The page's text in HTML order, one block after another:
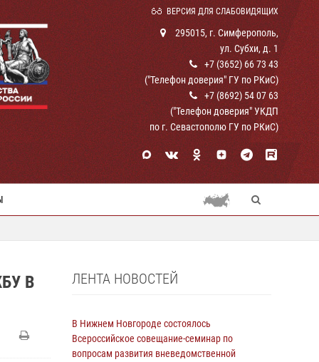
ВЕРСИЯ ДЛЯ СЛАБОВИДЯЩИХ
295015, г. Симферополь,
ул. Субхи, д. 1
+7 (3652) 66 73 43
("Телефон доверия" ГУ по РКиС)
+7 (8692) 54 07 63
("Телефон доверия" УКДП
по г. Севастополю ГУ по РКиС)
В
ЛЕНТА НОВОСТЕЙ
В Нижнем Новгороде состоялось
Всероссийское совещание-семинар по
вопросам развития вневедомственной